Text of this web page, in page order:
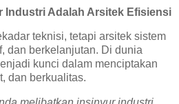
Industri Adalah Arsitek Efisiensi
teknisi, tetapi arsitek sistem
dan berkelanjutan. Di dunia
kunci dalam menciptakan
dan berkualitas.